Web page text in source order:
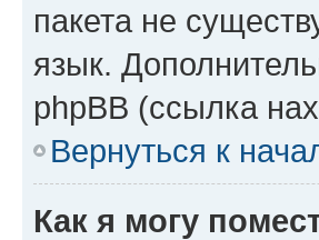
пакета не
язык.
phpBB (ссылка
Вернуться к
Как я могу